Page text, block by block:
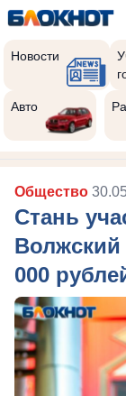
Новости
Авто
Общество
Стань
Волжский
000
Реклама
РЕКЛАМА • ISEE.RU